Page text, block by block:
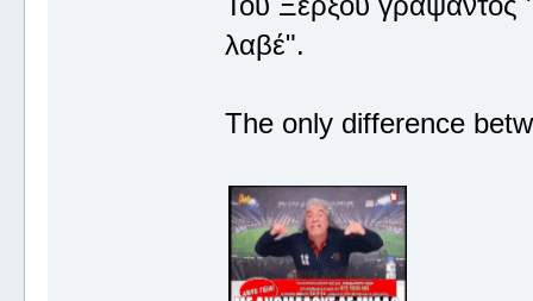
λαβέ".
The only difference